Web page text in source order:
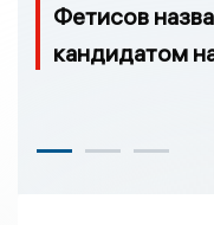
Фетисов
кандидатом